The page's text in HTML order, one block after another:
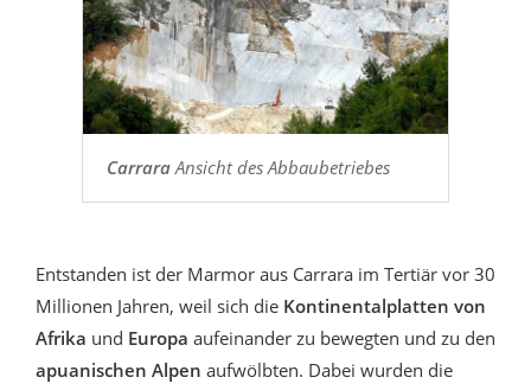
CarraraAnsicht des Abbaubetriebes
Entstanden ist der Marmor aus Carrara im Tertiär vor 30
Millionen Jahren, weil sich die Kontinentalplatten von
Afrika und Europa aufeinander zu bewegten und zu den
apuanischen Alpen aufwölbten. Dabei wurden die